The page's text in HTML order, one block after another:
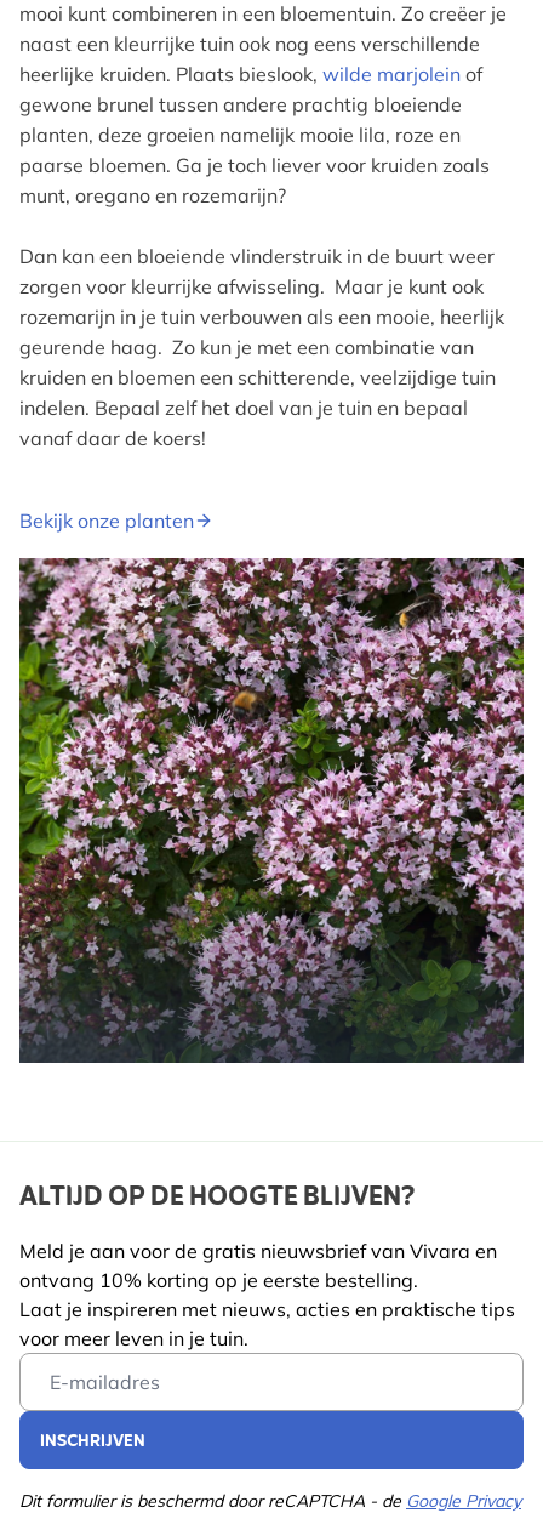
mooi kunt combineren in een bloementuin. Zo creëer je
naast een kleurrijke tuin ook nog eens verschillende
heerlijke kruiden. Plaats bieslook, wilde marjolein of
gewone brunel tussen andere prachtig bloeiende
planten, deze groeien namelijk mooie lila, roze en
paarse bloemen. Ga je toch liever voor kruiden zoals
munt, oregano en rozemarijn?
Dan kan een bloeiende vlinderstruik in de buurt weer
zorgen voor kleurrijke afwisseling. Maar je kunt ook
rozemarijn in je tuin verbouwen als een mooie, heerlijk
geurende haag. Zo kun je met een combinatie van
kruiden en bloemen een schitterende, veelzijdige tuin
indelen. Bepaal zelf het doel van je tuin en bepaal
vanaf daar de koers!
Bekijk onze planten
ALTIJD OP DE HOOGTE BLIJVEN?
Meld je aan voor de gratis nieuwsbrief van Vivara en
ontvang 10% korting op je eerste bestelling.
Laat je inspireren met nieuws, acties en praktische tips
voor meer leven in je tuin.
Email Address
INSCHRIJVEN
Dit formulier is beschermd door reCAPTCHA - de Google Privacy